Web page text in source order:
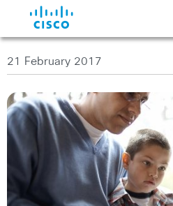
21 February 2017